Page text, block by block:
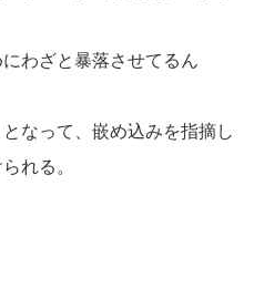
わざと暴落させてるん
なって、嵌め込みを指摘し
れる。